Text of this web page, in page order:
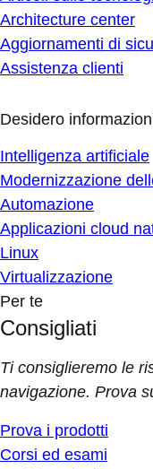
Architecture center
Aggiornamenti di
Assistenza clienti
Desidero
Intelligenza artificiale
Modernizzazione
Automazione
Applicazioni cloud
Linux
Virtualizzazione
Per te
Consigliati
Ti consiglieremo le
navigazione. Prova
Prova i prodotti
Corsi ed esami